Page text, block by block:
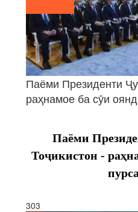
Паёми Президенти
раҳнамое ба сӯи
Паёми
Тоҷикистон -
303